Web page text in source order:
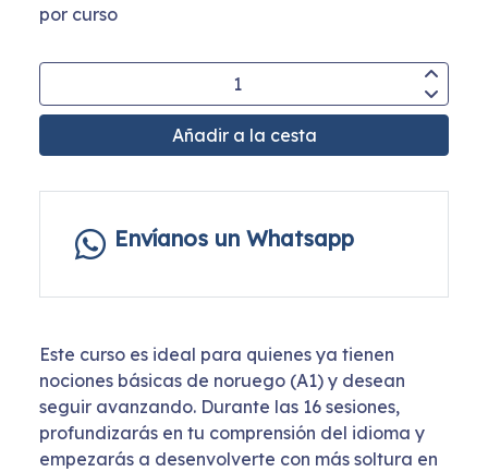
por curso
Añadir a la cesta
Envíanos un Whatsapp
Este curso es ideal para quienes ya tienen
nociones básicas de noruego (A1) y desean
seguir avanzando. Durante las 16 sesiones,
profundizarás en tu comprensión del idioma y
empezarás a desenvolverte con más soltura en